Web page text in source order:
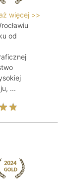
więcej >>
od
...